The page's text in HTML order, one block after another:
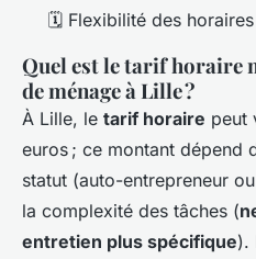
🗓️ Flexibilité des
Quel est le tarif horaire
de ménage à Lille ?
À Lille, le tarif horaire peut
euros ; ce montant dépend
statut (auto-entrepreneur
la complexité des tâches (
entretien plus spécifique).